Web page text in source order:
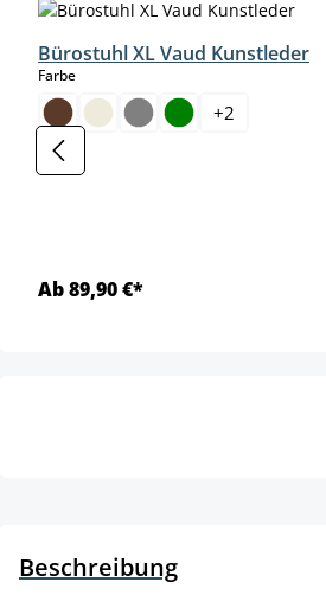
Bürostuhl XL Vaud Kunstleder
Farbeauswählen
+2
Ab 89,90 €*
Beschreibung